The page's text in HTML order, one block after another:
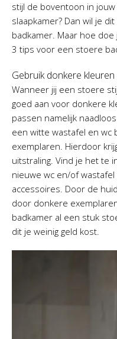
stijl de boventoon in
slaapkamer? Dan wil je
badkamer. Maar hoe
3 tips voor een stoere
Gebruik donkere kleuren
Wanneer jij een stoere
goed aan voor donkere
passen namelijk
een witte wastafel en wc
exemplaren. Hierdoor
uitstraling. Vind je het te
nieuwe wc en/of
accessoires. Door de
door donkere
badkamer al een stuk
dit je weinig geld kost.